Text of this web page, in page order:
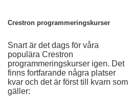
Crestron programmeringskurser
Snart är det dags för våra
populära Crestron
programmeringskurser igen. Det
finns fortfarande några platser
kvar och det är först till kvarn som
gäller: